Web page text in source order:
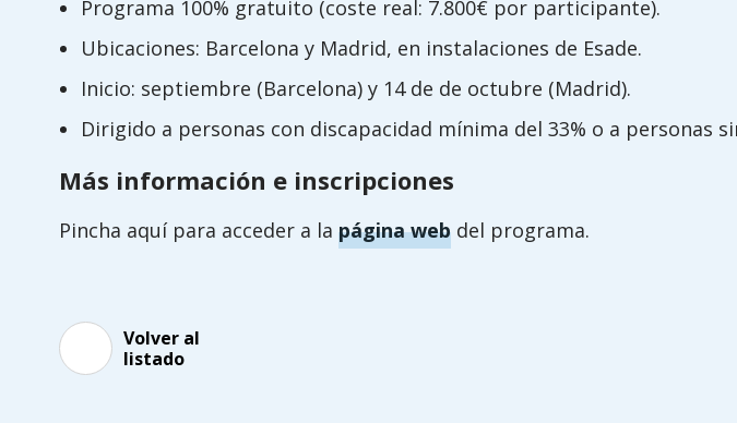
Programa 100% gratuito (coste real: 7.800€ por participante).
Ubicaciones: Barcelona y Madrid, en instalaciones de Esade.
Inicio: septiembre (Barcelona) y 14 de de octubre (Madrid).
Dirigido a personas con discapacidad mínima del 33% o a personas
Más información e inscripciones
Pincha aquí para acceder a la página webdel programa.
Volver al
listado